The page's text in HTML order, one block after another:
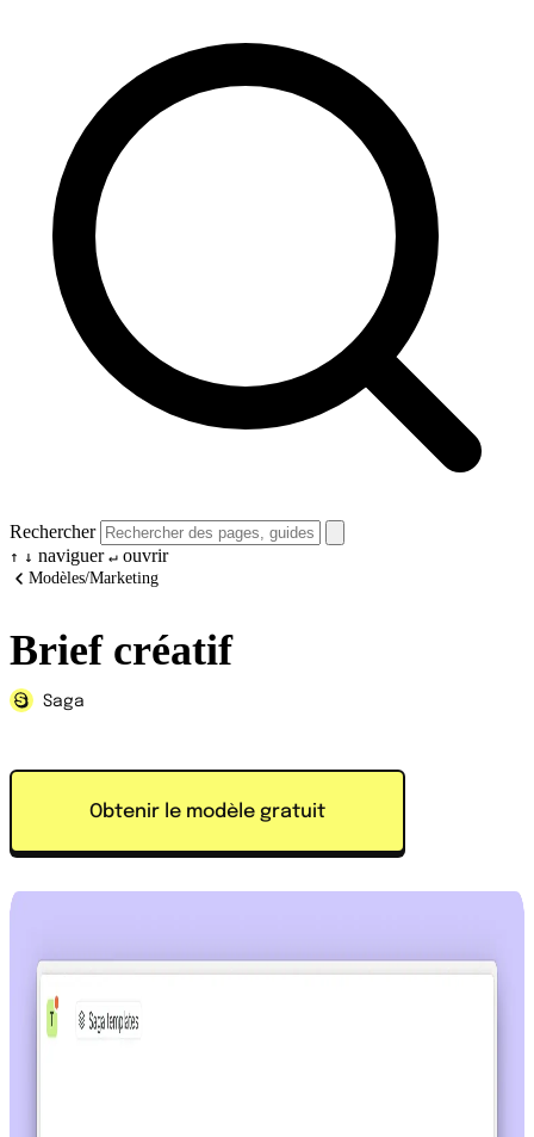
Rechercher
↑ ↓ naviguer ↵ ouvrir
Modèles/Marketing
Brief créatif
Saga
Obtenir le modèle gratuit